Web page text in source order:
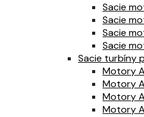
Sacie
Sacie
Sacie
Sacie
Sacie turbíny
Motory
Motory
Motory
Motory